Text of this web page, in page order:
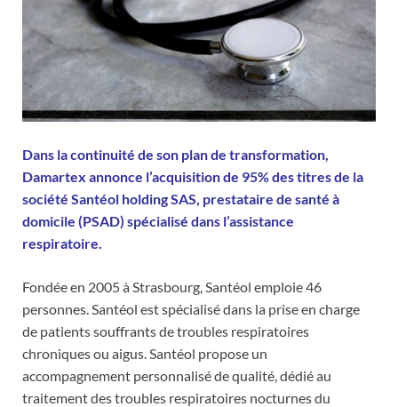
Dans la continuité de son plan de transformation,
Damartex annonce l’acquisition de 95% des titres de la
société Santéol holding SAS, prestataire de santé à
domicile (PSAD) spécialisé dans l’assistance
respiratoire.
Fondée en 2005 à Strasbourg, Santéol emploie 46
personnes. Santéol est spécialisé dans la prise en charge
de patients souffrants de troubles respiratoires
chroniques ou aigus. Santéol propose un
accompagnement personnalisé de qualité, dédié au
traitement des troubles respiratoires nocturnes du